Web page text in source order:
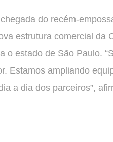
do recém-
estrutura comercial da
o estado de São Paulo.
Estamos ampliando
a dia dos parceiros”,